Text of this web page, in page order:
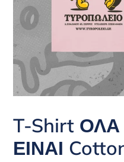
T-Shirt
ΕΙΝΑΙ